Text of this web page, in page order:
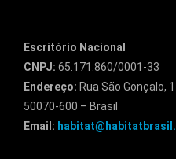
Escritório Nacional
CNPJ: 65.171.860/0001-33
Endereço: Rua São Gonçalo,
50070-600 – Brasil
Email: